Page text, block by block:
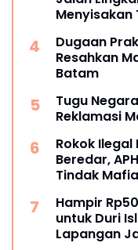
Menyisakan
Dugaan
Resahkan
Batam
Tugu
Reklamasi
Rokok
Beredar,
Tindak
Hampir
untuk Duri
Lapangan